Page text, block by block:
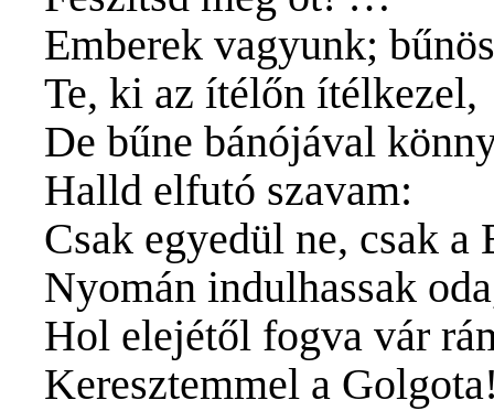
Emberek vagyunk;
Te, ki az ítélőn ítélkezel,
De bűne bánójával
Halld elfutó szavam:
Csak egyedül ne, csak a
Nyomán indulhassak
Hol elejétől fogva vár
Keresztemmel a